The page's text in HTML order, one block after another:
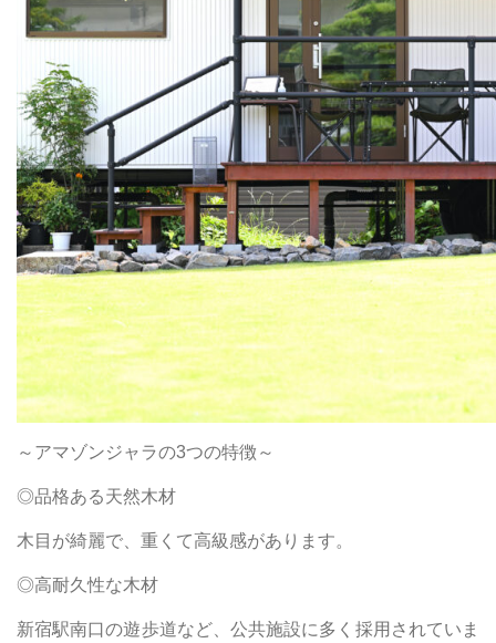
～アマゾンジャラの3つの特徴～
◎品格ある天然木材
木目が綺麗で、重くて高級感があります。
◎高耐久性な木材
新宿駅南口の遊歩道など、公共施設に多く採用されていま